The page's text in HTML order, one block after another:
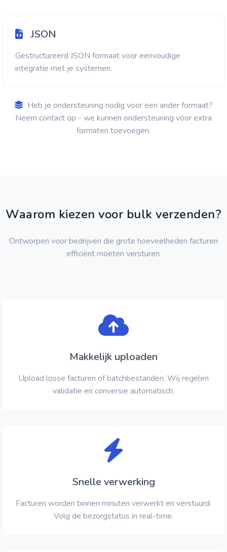
JSON
Gestructureerd JSON formaat voor eenvoudige
integratie met je systemen.
Heb je ondersteuning nodig voor een ander formaat?
Neem contact op - we kunnen ondersteuning voor extra
formaten toevoegen.
Waarom kiezen voor bulk verzenden?
Ontworpen voor bedrijven die grote hoeveelheden facturen
efficiënt moeten versturen.
Makkelijk uploaden
Upload losse facturen of batchbestanden. Wij regelen
validatie en conversie automatisch.
Snelle verwerking
Facturen worden binnen minuten verwerkt en verstuurd.
Volg de bezorgstatus in real-time.